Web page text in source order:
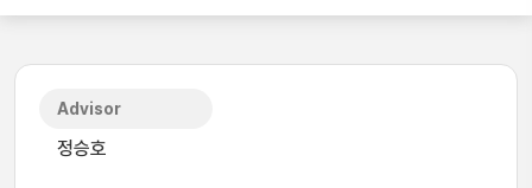
Advisor
정승호